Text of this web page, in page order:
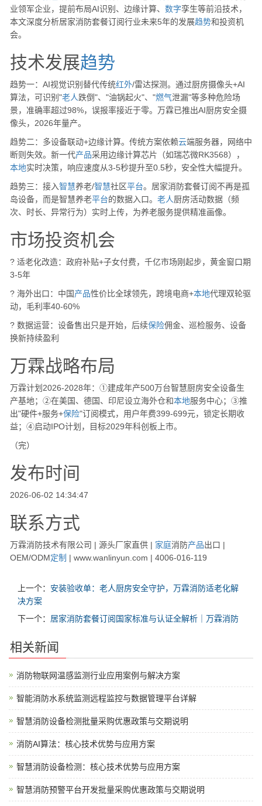
业领军企业，提前布局AI识别、边缘计算、 数字孪生等前沿技术，
本文深度分析居家消防套餐订阅行业未来5年的发展趋势和投资机
会。
技术发展趋势
趋势一：AI视觉识别替代传统红外/雷达探测。通过厨房摄像头+AI
算法，可识别"老人跌倒"、"油锅起火"、"燃气泄漏"等多种危险场
景，准确率超过98%，误报率接近于零。万霖已推出AI厨房安全摄
像头，2026年量产。
趋势二：多设备联动+边缘计算。传统方案依赖云端服务器，网络中
断则失效。新一代产品采用边缘计算芯片（如瑞芯微RK3568），
本地实时决策，响应速度从3-5秒提升至0.5秒，安全性大幅提升。
趋势三：接入智慧养老/智慧社区平台。居家消防套餐订阅不再是孤
岛设备，而是智慧养老平台的数据入口。 老人厨房活动数据（频
次、时长、异常行为）实时上传，为养老服务提供精准画像。
市场投资机会
? 适老化改造：政府补贴+子女付费，千亿市场刚起步，黄金窗口期
3-5年
? 海外出口：中国产品性价比全球领先，跨境电商+本地代理双轮驱
动，毛利率40-60%
? 数据运营：设备售出只是开始，后续保险佣金、巡检服务、设备
换新持续盈利
万霖战略布局
万霖计划2026-2028年：①建成年产500万台智慧厨房安全设备生
产基地；②在美国、德国、印尼设立海外仓和本地服务中心；③推
出"硬件+服务+保险"订阅模式，用户年费399-699元，锁定长期收
益；④启动IPO计划，目标2029年科创板上市。
（完）
发布时间
2026-06-02 14:34:47
联系方式
万霖消防技术有限公司 | 源头厂家直供 | 家庭消防产品出口 |
OEM/ODM定制 | www.wanlinyun.com | 4006-016-119
上一个： 安装验收单：老人厨房安全守护，万霖消防适老化解
决方案
下一个： 居家消防套餐订阅国家标准与认证全解析｜万霖消防
相关新闻
消防物联网温感监测行业应用案例与解决方案
智能消防水系统监测远程监控与数据管理平台详解
智慧消防设备检测批量采购优惠政策与交期说明
消防AI算法：核心技术优势与应用方案
智慧消防设备检测：核心技术优势与应用方案
智慧消防预警平台开发批量采购优惠政策与交期说明